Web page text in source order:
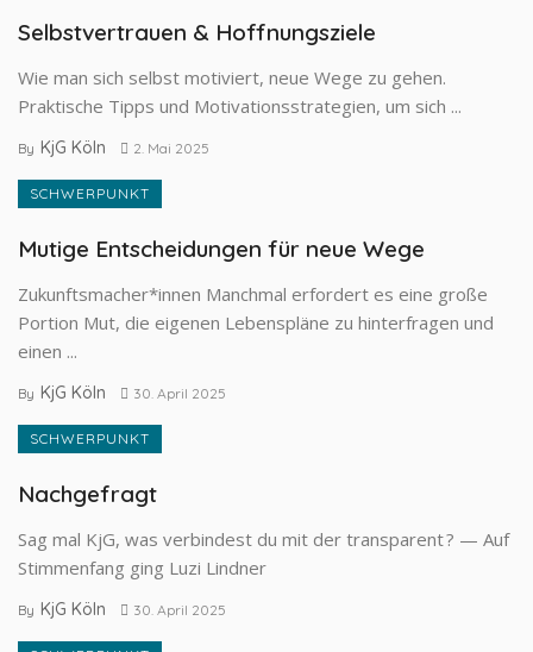
Selbstvertrauen & Hoffnungsziele
Wie man sich selbst motiviert, neue Wege zu gehen.
Praktische Tipps und Motivationsstrategien, um sich ...
By KjG Köln 2. Mai 2025
SCHWERPUNKT
Mutige Entscheidungen für neue Wege
Zukunftsmacher*innen Manchmal erfordert es eine große
Portion Mut, die eigenen Lebenspläne zu hinter­fragen und
einen ...
By KjG Köln 30. April 2025
SCHWERPUNKT
Nachgefragt
Sag mal KjG, was verbindest du mit der transparent ? — Auf
Stimmenfang ging Luzi Lindner
By KjG Köln 30. April 2025